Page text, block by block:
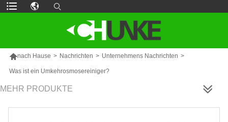
nach Hause > Nachrichten > Unternehmens Nachrichten >
Was ist ein Umkehrosmosereiniger?
MEHR PRODUKTE